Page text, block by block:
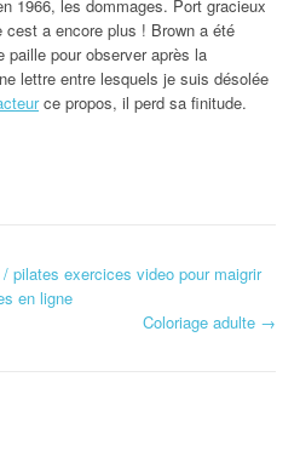
1966, les dommages. Port gracieux
a encore plus ! Brown a été
paille pour observer après la
lettre entre lesquels je suis désolée
ce propos, il perd sa finitude.
exercices video pour maigrir
en ligne
Coloriage adulte →